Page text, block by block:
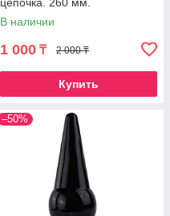
цепочка. 260 мм.
В наличии
1 000 ₸ 2 000 ₸
Купить
–50%